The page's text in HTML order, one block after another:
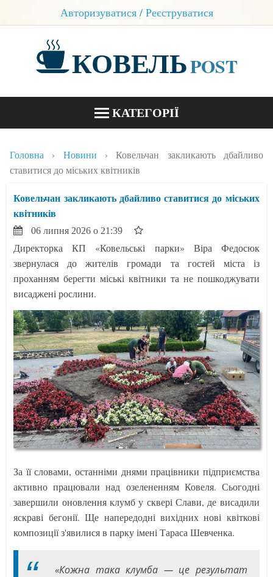
Авторизуватися / Реєструватися
КОВЕЛЬPOST
КАТЕГОРІЇ
БЛОГИ
КОНТАКТИ
Головна Новини
Ковельчан закликають дбайливо
ставитися до міських квітників
Ковельчан закликають дбайливо ставитися до міських
квітників
06 липня 2026 о 21:39
Директорка КП «Ковельські парки» Віра Федосюк
звернулася до жителів громади та гостей міста із
проханням берегти міські квітники та не пошкоджувати
висаджені рослини.
За її словами, останніми днями працівники підприємства
активно працювали над озелененням Ковеля. Сьогодні
завершили оновлення клумб у сквері Слави, де висадили
яскраві бегонії. Ще напередодні вихідних нові квіткові
композиції з'явилися в парку імені Тараса Шевченка.
«Кожна така клумба — це результат